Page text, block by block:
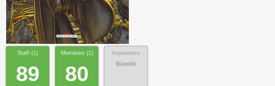
Staff (1)
89
Membres (1)
80
Impatience
Bientôt